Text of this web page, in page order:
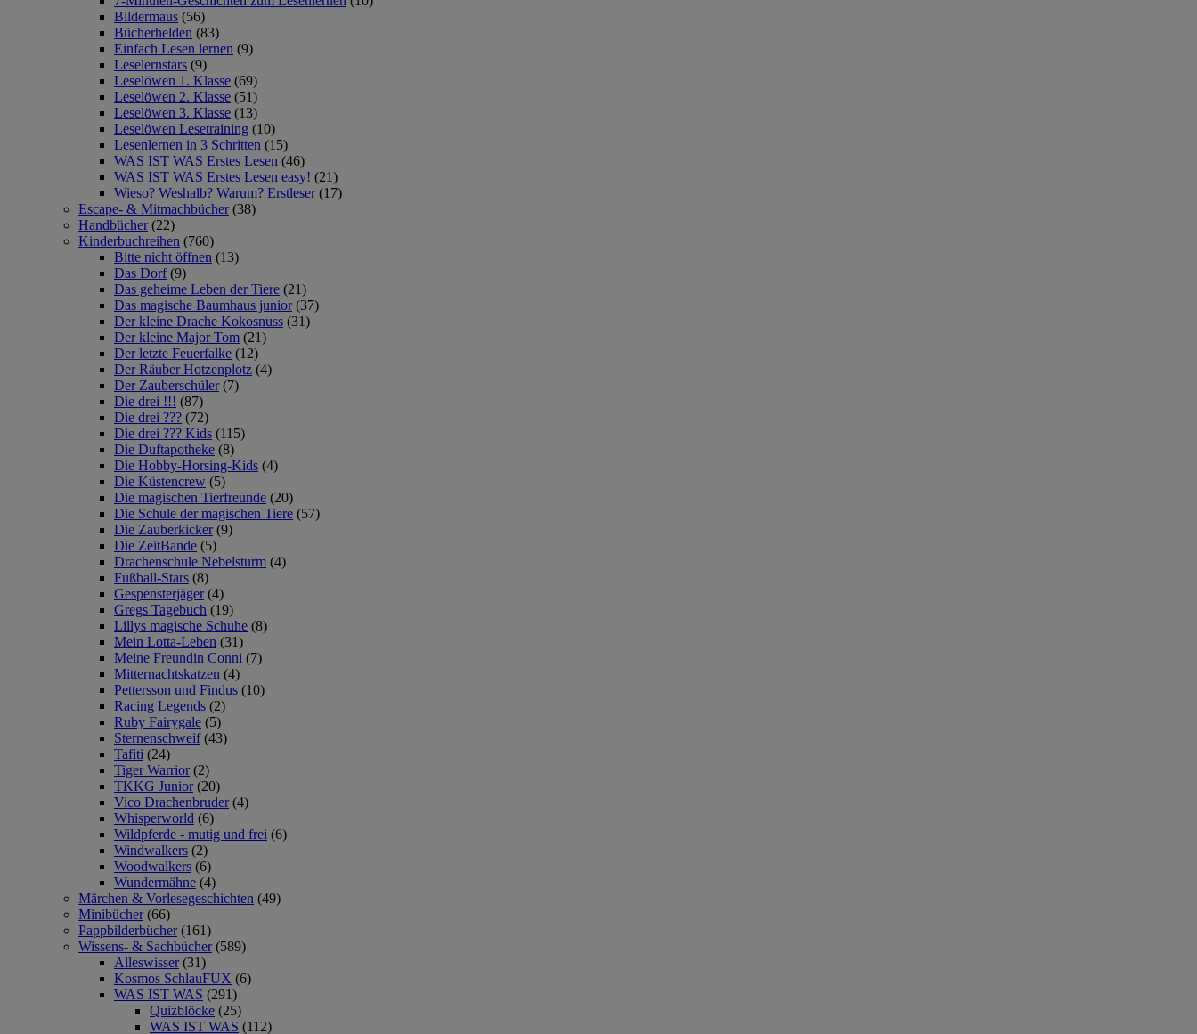
Bildermaus (56)
Bücherhelden (83)
Einfach Lesen lernen (9)
Leselernstars (9)
Leselöwen 1. Klasse (69)
Leselöwen 2. Klasse (51)
Leselöwen 3. Klasse (13)
Leselöwen Lesetraining (10)
Lesenlernen in 3 Schritten (15)
WAS IST WAS Erstes Lesen (46)
WAS IST WAS Erstes Lesen easy! (21)
Wieso? Weshalb? Warum? Erstleser (17)
Escape- & Mitmachbücher (38)
Handbücher (22)
Kinderbuchreihen (760)
Bitte nicht öffnen (13)
Das Dorf (9)
Das geheime Leben der Tiere (21)
Das magische Baumhaus junior (37)
Der kleine Drache Kokosnuss (31)
Der kleine Major Tom (21)
Der letzte Feuerfalke (12)
Der Räuber Hotzenplotz (4)
Der Zauberschüler (7)
Die drei !!! (87)
Die drei ??? (72)
Die drei ??? Kids (115)
Die Duftapotheke (8)
Die Hobby-Horsing-Kids (4)
Die Küstencrew (5)
Die magischen Tierfreunde (20)
Die Schule der magischen Tiere (57)
Die Zauberkicker (9)
Die ZeitBande (5)
Drachenschule Nebelsturm (4)
Fußball-Stars (8)
Gespensterjäger (4)
Gregs Tagebuch (19)
Lillys magische Schuhe (8)
Mein Lotta-Leben (31)
Meine Freundin Conni (7)
Mitternachtskatzen (4)
Pettersson und Findus (10)
Racing Legends (2)
Ruby Fairygale (5)
Sternenschweif (43)
Tafiti (24)
Tiger Warrior (2)
TKKG Junior (20)
Vico Drachenbruder (4)
Whisperworld (6)
Wildpferde - mutig und frei (6)
Windwalkers (2)
Woodwalkers (6)
Wundermähne (4)
Märchen & Vorlesegeschichten (49)
Minibücher (66)
Pappbilderbücher (161)
Wissens- & Sachbücher (589)
Alleswisser (31)
Kosmos SchlauFUX (6)
WAS IST WAS (291)
Quizblöcke (25)
WAS IST WAS (112)